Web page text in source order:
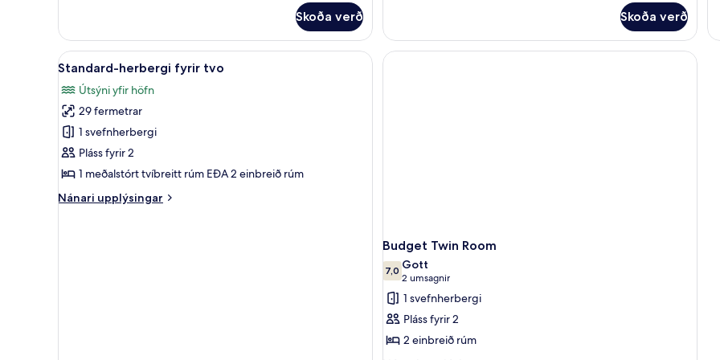
Skoða verð Skoða verð
Skoða
allar
myndir
fyrir
Standard-
herbergi
fyrir
Standard-herbergi fyrir tvo | Skrifborð, vinnuaðstaða fyrir fartölvur, straujárn/strauborð
1
Standard-herbergi fyrir tvo
Útsýni yfir höfn
29 fermetrar
1 svefnherbergi
Pláss fyrir 2
1 meðalstórt tvíbreitt rúm EÐA 2 einbreið rúm
Nánari upplýsingar
Nánari
Budget Twin Room
7,07,0 af 10
Gott
2 umsagnir
(2
umsagnir)
1 svefnherbergi
Pláss fyrir 2
2 einbreið rúm